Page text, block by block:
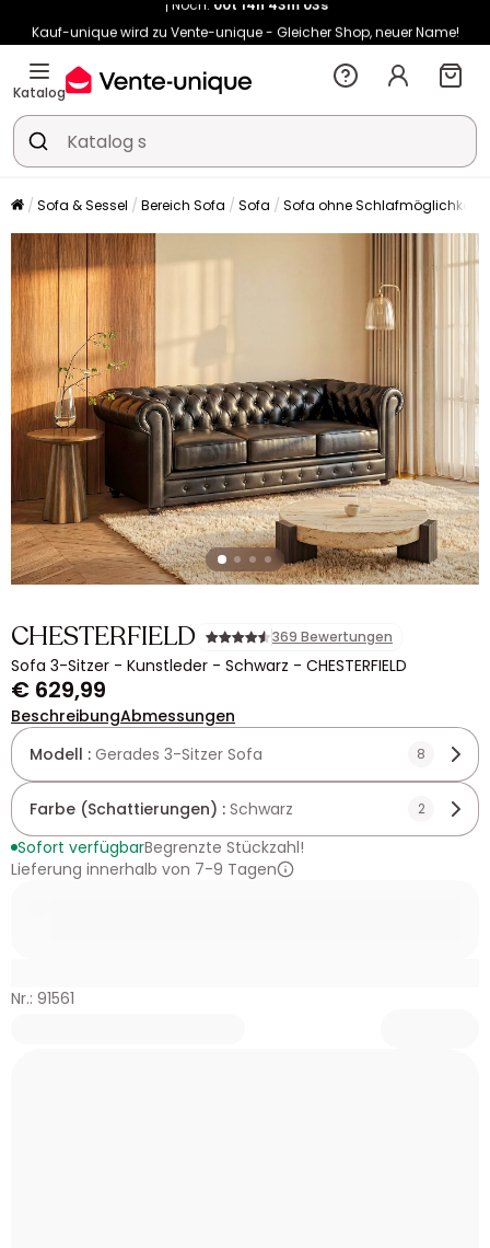
Kauf-unique wird zu Vente-unique - Gleicher Shop, neuer Name!
-10% ab €400 mitHEAT10auf Vente-unique-Produkte
Noch:
Katalog
Sofa & Sessel Bereich Sofa Sofa Sofa ohne Schlafmöglichkeit
CHESTERFIELD 369 Bewertungen
Sofa 3-Sitzer - Kunstleder - Schwarz - CHESTERFIELD
€ 629,99
BeschreibungAbmessungen
Modell : Gerades 3-Sitzer Sofa 8
Farbe (Schattierungen) : Schwarz 2
Sofort verfügbarBegrenzte Stückzahl!
Lieferung innerhalb von 7-9 Tagen
Nr.: 91561